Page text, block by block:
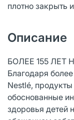
плотно закрыть
Описание
БОЛЕЕ 155 ЛЕТ
Благодаря
Nestlé,
обоснованные
здоровья детей